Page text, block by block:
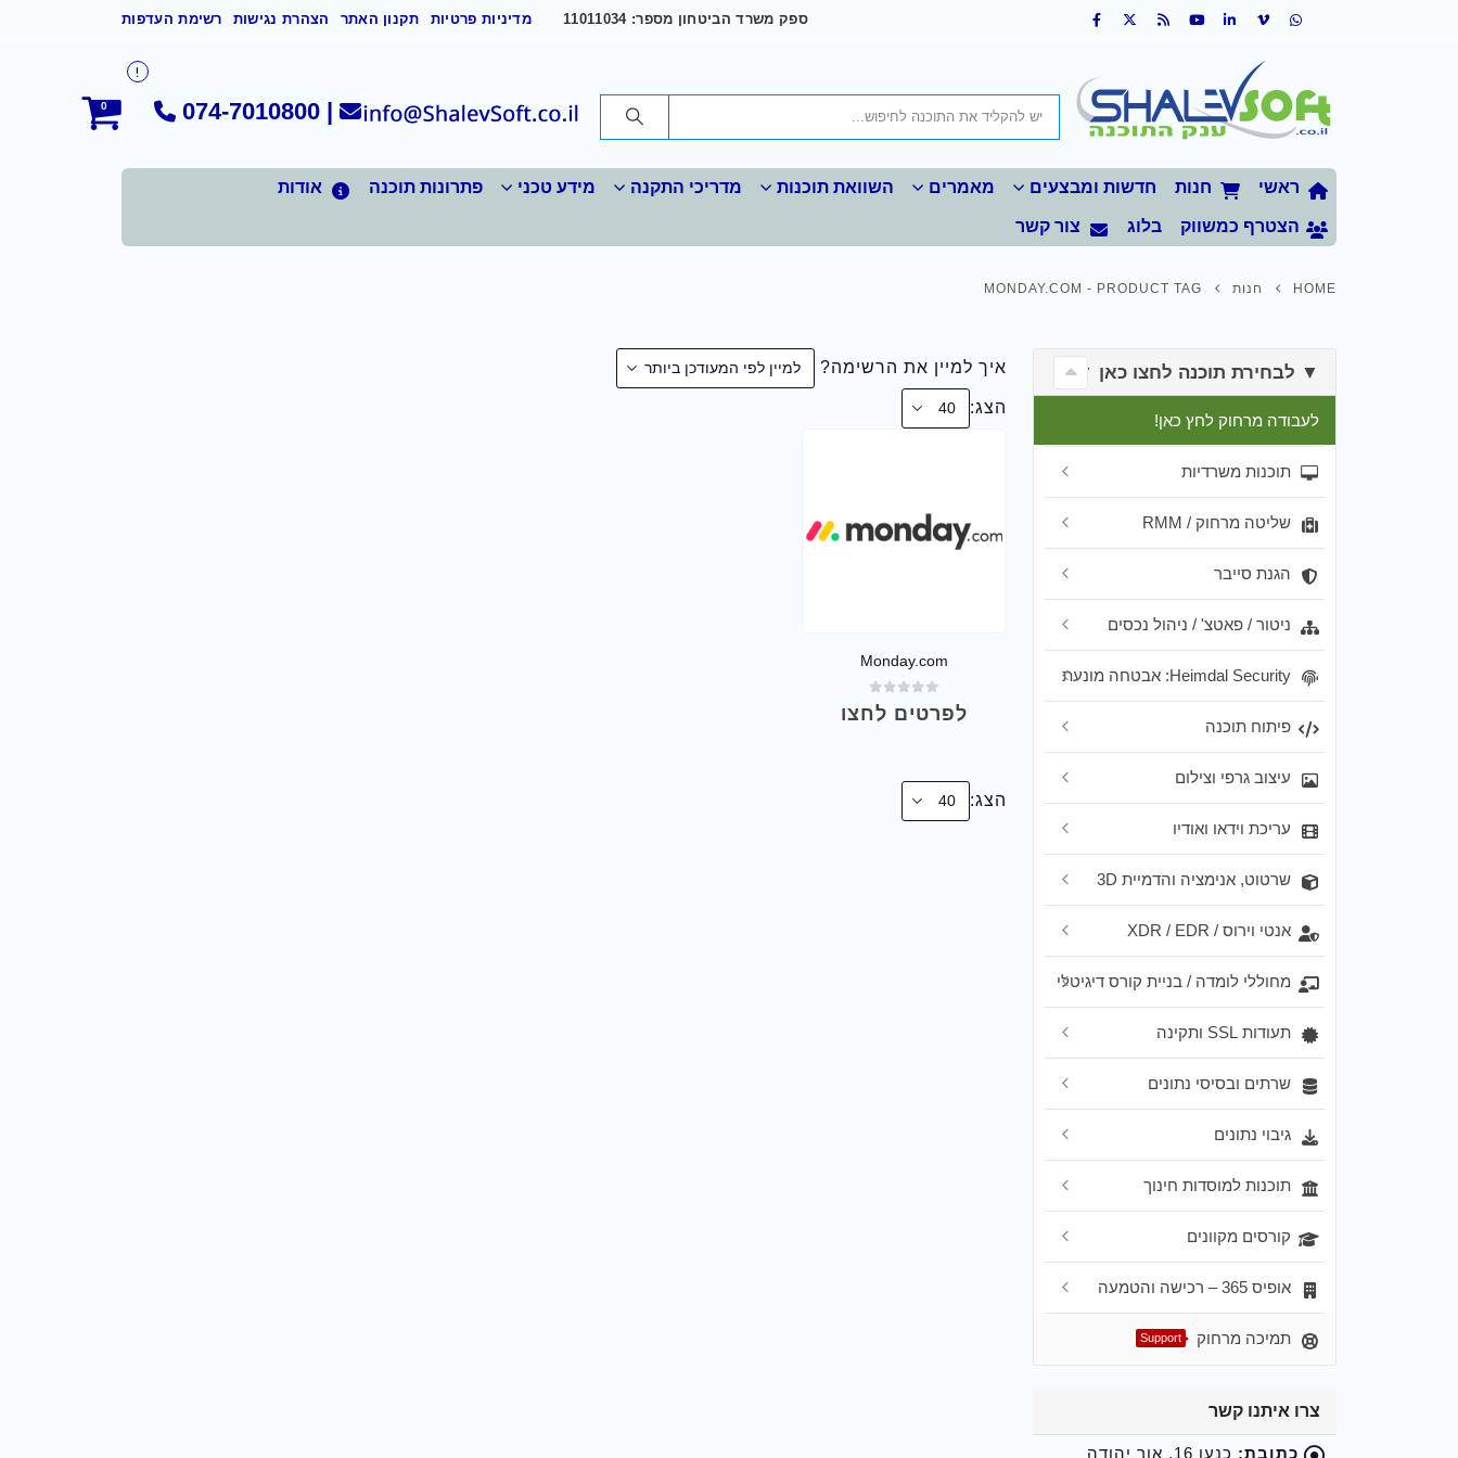
ספק משרד הביטחון מספר: 11011034 מדיניות פרטיות תקנון האתר הצהרת נגישות רשימת העדפות
074-7010800|
0
ראשי חנות חדשות ומבצעים מאמרים השוואת תוכנות מדריכי התקנה מידע טכני פתרונות תוכנה אודות
הצטרף כמשווק בלוג צור קשר
HOME חנות PRODUCT TAG -
MONDAY.COM
איך למיין את הרשימה?
הצג:
Monday.com
לפרטים לחצו
הצג:
▼ לבחירת תוכנה לחצו כאן ▼
לעבודה מרחוק לחץ כאן!
תוכנות משרדיות
שליטה מרחוק / RMM
הגנת סייבר
ניטור / פאטצ' / ניהול נכסים
Heimdal Security: אבטחה מונעת
פיתוח תוכנה
עיצוב גרפי וצילום
עריכת וידאו ואודיו
שרטוט, אנימציה והדמיית 3D
אנטי וירוס / XDR / EDR
מחוללי לומדה / בניית קורס דיגיטלי
תעודות SSL ותקינה
שרתים ובסיסי נתונים
גיבוי נתונים
תוכנות למוסדות חינוך
קורסים מקוונים
אופיס 365 – רכישה והטמעה
תמיכה מרחוק Support
צרו איתנו קשר
כתובת: כנען 16, אור יהודה